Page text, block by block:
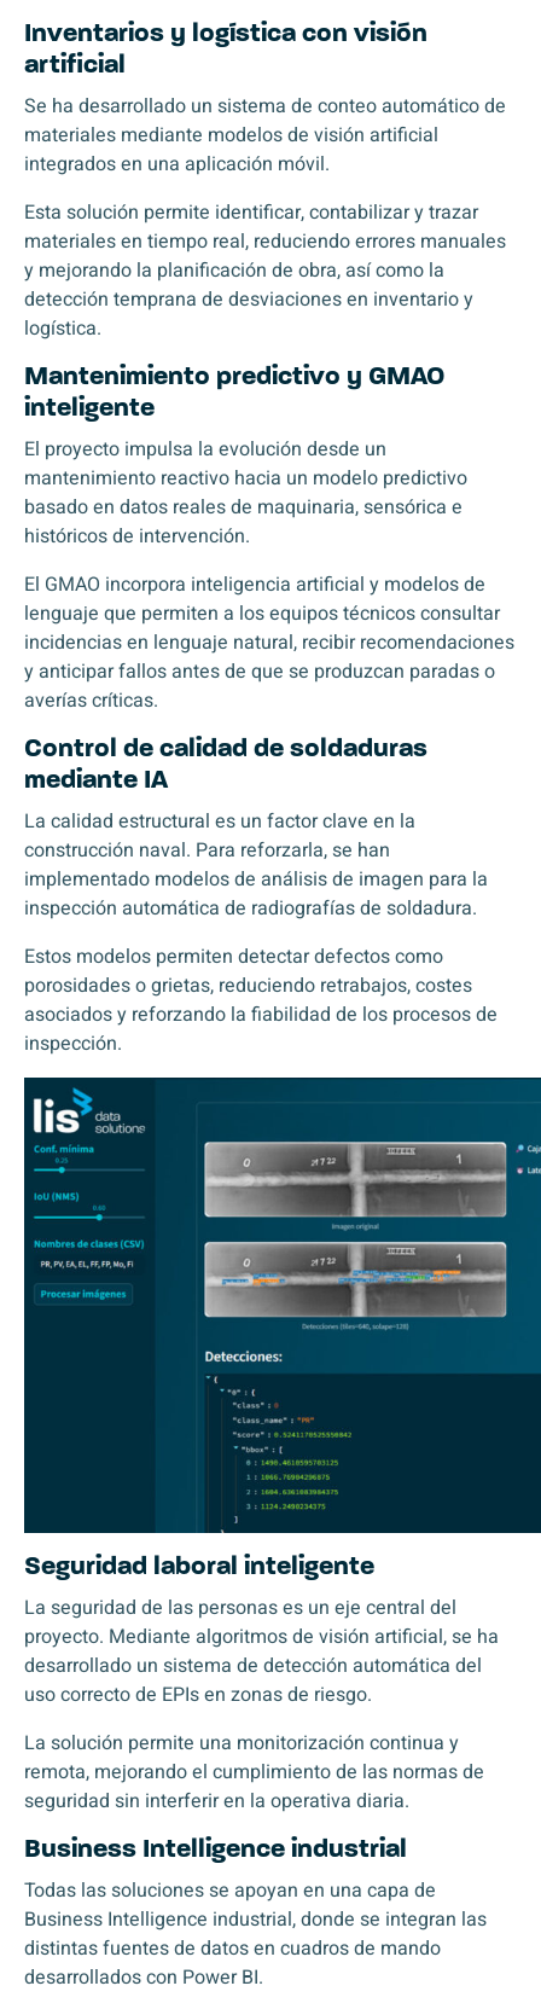
Inventarios y logística con visión
artificial
Se ha desarrollado un sistema de conteo automático de
materiales mediante modelos de visión artificial
integrados en una aplicación móvil.
Esta solución permite identificar, contabilizar y trazar
materiales en tiempo real, reduciendo errores manuales
y mejorando la planificación de obra, así como la
detección temprana de desviaciones en inventario y
logística.
Mantenimiento predictivo y GMAO
inteligente
El proyecto impulsa la evolución desde un
mantenimiento reactivo hacia un modelo predictivo
basado en datos reales de maquinaria, sensórica e
históricos de intervención.
El GMAO incorpora inteligencia artificial y modelos de
lenguaje que permiten a los equipos técnicos consultar
incidencias en lenguaje natural, recibir recomendaciones
y anticipar fallos antes de que se produzcan paradas o
averías críticas.
Control de calidad de soldaduras
mediante IA
La calidad estructural es un factor clave en la
construcción naval. Para reforzarla, se han
implementado modelos de análisis de imagen para la
inspección automática de radiografías de soldadura.
Estos modelos permiten detectar defectos como
porosidades o grietas, reduciendo retrabajos, costes
asociados y reforzando la fiabilidad de los procesos de
inspección.
Seguridad laboral inteligente
La seguridad de las personas es un eje central del
proyecto. Mediante algoritmos de visión artificial, se ha
desarrollado un sistema de detección automática del
uso correcto de EPIs en zonas de riesgo.
La solución permite una monitorización continua y
remota, mejorando el cumplimiento de las normas de
seguridad sin interferir en la operativa diaria.
Business Intelligence industrial
Todas las soluciones se apoyan en una capa de
Business Intelligence industrial, donde se integran las
distintas fuentes de datos en cuadros de mando
desarrollados con Power BI.